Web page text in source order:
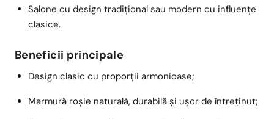
Salone cu design tradițional sau modern cu influențe
clasice.
Beneficii principale
Design clasic cu proporții armonioase;
Marmură roșie naturală, durabilă și ușor de întreținut;